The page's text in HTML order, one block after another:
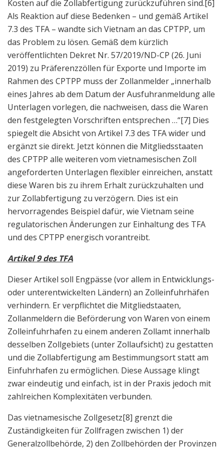
Kosten auf die Zollabfertigung zurückzuführen sind.[6]
Als Reaktion auf diese Bedenken – und gemäß Artikel
7.3 des TFA – wandte sich Vietnam an das CPTPP, um
das Problem zu lösen. Gemäß dem kürzlich
veröffentlichten Dekret Nr. 57/2019/ND-CP (26. Juni
2019) zu Präferenzzöllen für Exporte und Importe im
Rahmen des CPTPP muss der Zollanmelder „innerhalb
eines Jahres ab dem Datum der Ausfuhranmeldung alle
Unterlagen vorlegen, die nachweisen, dass die Waren
den festgelegten Vorschriften entsprechen …“[7] Dies
spiegelt die Absicht von Artikel 7.3 des TFA wider und
ergänzt sie direkt. Jetzt können die Mitgliedsstaaten
des CPTPP alle weiteren vom vietnamesischen Zoll
angeforderten Unterlagen flexibler einreichen, anstatt
diese Waren bis zu ihrem Erhalt zurückzuhalten und
zur Zollabfertigung zu verzögern. Dies ist ein
hervorragendes Beispiel dafür, wie Vietnam seine
regulatorischen Änderungen zur Einhaltung des TFA
und des CPTPP energisch vorantreibt.
Artikel 9 des TFA
Dieser Artikel soll Engpässe (vor allem in Entwicklungs-
oder unterentwickelten Ländern) an Zolleinfuhrhäfen
verhindern. Er verpflichtet die Mitgliedstaaten,
Zollanmeldern die Beförderung von Waren von einem
Zolleinfuhrhafen zu einem anderen Zollamt innerhalb
desselben Zollgebiets (unter Zollaufsicht) zu gestatten
und die Zollabfertigung am Bestimmungsort statt am
Einfuhrhafen zu ermöglichen. Diese Aussage klingt
zwar eindeutig und einfach, ist in der Praxis jedoch mit
zahlreichen Komplexitäten verbunden.
Das vietnamesische Zollgesetz[8] grenzt die
Zuständigkeiten für Zollfragen zwischen 1) der
Generalzollbehörde, 2) den Zollbehörden der Provinzen